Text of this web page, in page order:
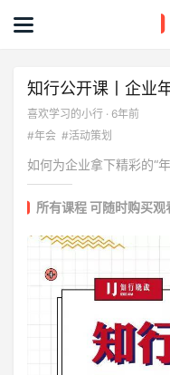
首页
课程&活动
资料库
服务商
礼品创意库
知行公开课丨企业
喜欢学习的小行 · 6年前
#年会 #活动策划
如何为企业拿下精彩的“年
所有课程 可随时购买观